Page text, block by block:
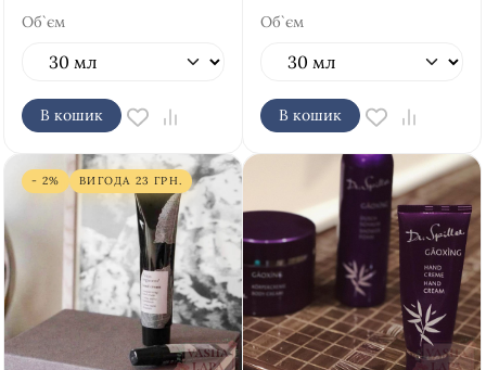
Об`єм
В кошик
Об`єм
В кошик
- 2% ВИГОДА 23 ГРН.